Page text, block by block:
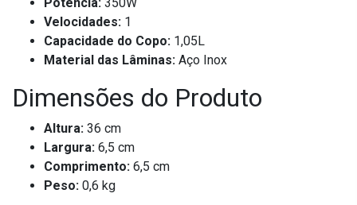
Velocidades: 1
Capacidade do Copo: 1,05L
Material das Lâminas: Aço Inox
Dimensões do Produto
Altura: 36 cm
Largura: 6,5 cm
Comprimento: 6,5 cm
Peso: 0,6 kg